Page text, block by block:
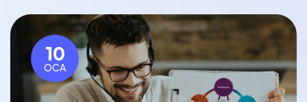
10
OCA